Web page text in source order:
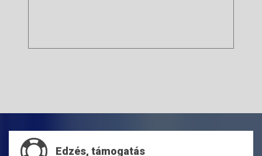
Edzés, támogatás